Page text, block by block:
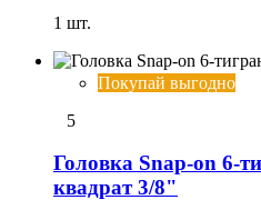
1 шт.
Покупай выгодно
5
Головка Snap-on 6-
квадрат 3/8"